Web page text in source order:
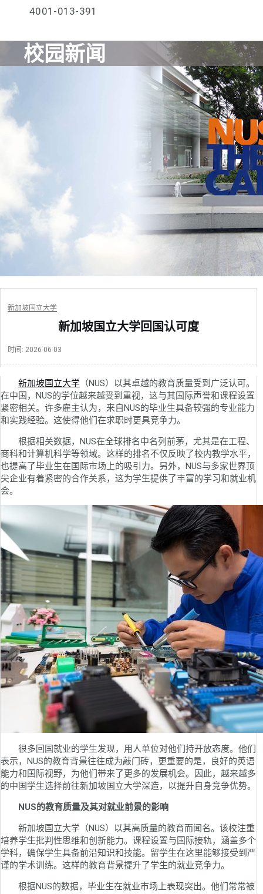
4001-013-391
校园新闻
新加坡国立大学
新加坡国立大学回国认可度
时间: 2026-06-03
新加坡国立大学 （NUS）以其卓越的教育质量受到广泛认可。
在中国，NUS的学位越来越受到重视，这与其国际声誉和课程设置
紧密相关。许多雇主认为，来自NUS的毕业生具备较强的专业能力
和实践经验。这使得他们在求职时更具竞争力。
根据相关数据，NUS在全球排名中名列前茅，尤其是在工程、
商科和计算机科学等领域。这样的排名不仅反映了校内教学水平，
也提高了毕业生在国际市场上的吸引力。另外，NUS与多家世界顶
尖企业有着紧密的合作关系，这为学生提供了丰富的学习和就业机
会。
很多回国就业的学生发现，用人单位对他们持开放态度。他们
表示，NUS的教育背景往往成为敲门砖，更重要的是，良好的英语
能力和国际视野，为他们带来了更多的发展机会。因此，越来越多
的中国学生选择前往新加坡国立大学深造，以提升自身竞争优势。
NUS的教育质量及其对就业前景的影响
新加坡国立大学（NUS）以其高质量的教育而闻名。该校注重
培养学生批判性思维和创新能力。课程设置与国际接轨，涵盖多个
学科，确保学生具备前沿知识和技能。留学生在这里能够接受到严
谨的学术训练。这样的教育背景提升了学生的就业竞争力。
根据NUS的数据，毕业生在就业市场上表现突出。他们常常被